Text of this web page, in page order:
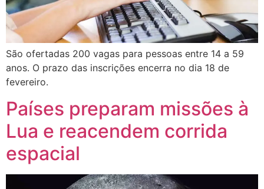
São ofertadas 200 vagas para pessoas entre 14 a 59
anos. O prazo das inscrições encerra no dia 18 de
fevereiro.
Países preparam missões à
Lua e reacendem corrida
espacial